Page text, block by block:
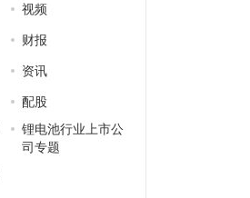
视频
财报
资讯
配股
锂电池行业上市公
司专题